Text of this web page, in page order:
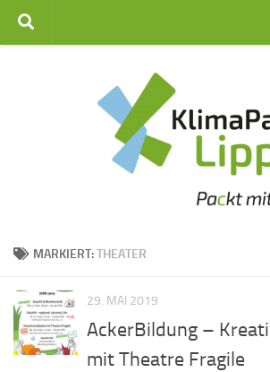
Zum Inhalt springen
MARKIERT:THEATER
29. MAI 2019
AckerBildung –
mit Theatre Fragile